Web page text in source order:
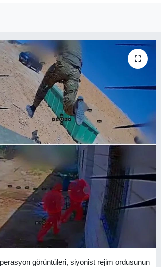
görüntüleri, siyonist rejim ordusunun